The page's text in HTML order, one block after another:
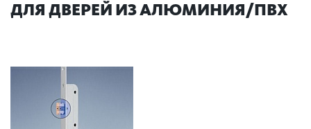
ДЛЯ ДВЕРЕЙ ИЗ АЛЮМИНИЯ/ПВХ